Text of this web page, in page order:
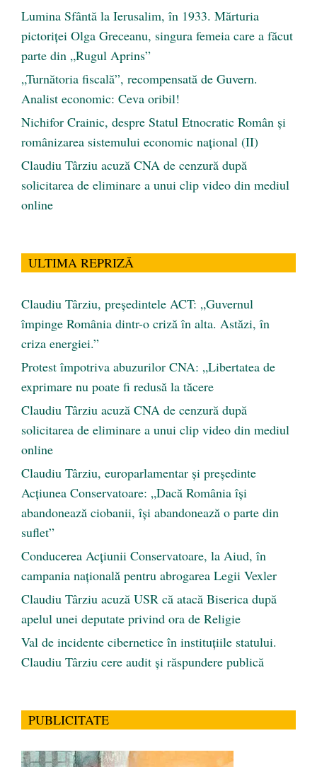
Lumina Sfântă la Ierusalim, în 1933. Mărturia
pictoriței Olga Greceanu, singura femeia care a făcut
parte din „Rugul Aprins”
„Turnătoria fiscală”, recompensată de Guvern.
Analist economic: Ceva oribil!
Nichifor Crainic, despre Statul Etnocratic Român şi
românizarea sistemului economic naţional (II)
Claudiu Târziu acuză CNA de cenzură după
solicitarea de eliminare a unui clip video din mediul
online
ULTIMA REPRIZĂ
Claudiu Târziu, președintele ACT: „Guvernul
împinge România dintr-o criză în alta. Astăzi, în
criza energiei.”
Protest împotriva abuzurilor CNA: „Libertatea de
exprimare nu poate fi redusă la tăcere
Claudiu Târziu acuză CNA de cenzură după
solicitarea de eliminare a unui clip video din mediul
online
Claudiu Târziu, europarlamentar și președinte
Acțiunea Conservatoare: „Dacă România își
abandonează ciobanii, își abandonează o parte din
suflet”
Conducerea Acțiunii Conservatoare, la Aiud, în
campania națională pentru abrogarea Legii Vexler
Claudiu Târziu acuză USR că atacă Biserica după
apelul unei deputate privind ora de Religie
Val de incidente cibernetice în instituțiile statului.
Claudiu Târziu cere audit și răspundere publică
PUBLICITATE